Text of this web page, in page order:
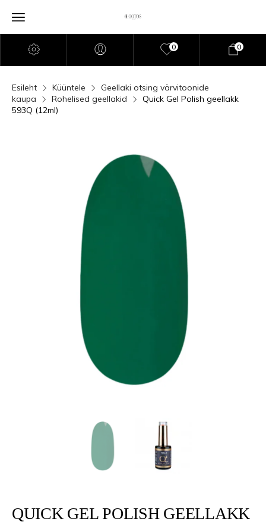
0 0
Esileht Küüntele
Geellaki otsing värvitoonide
kaupa
Rohelised geellakid
Quick Gel Polish geellakk
593Q (12ml)
QUICK GEL POLISH GEELLAKK